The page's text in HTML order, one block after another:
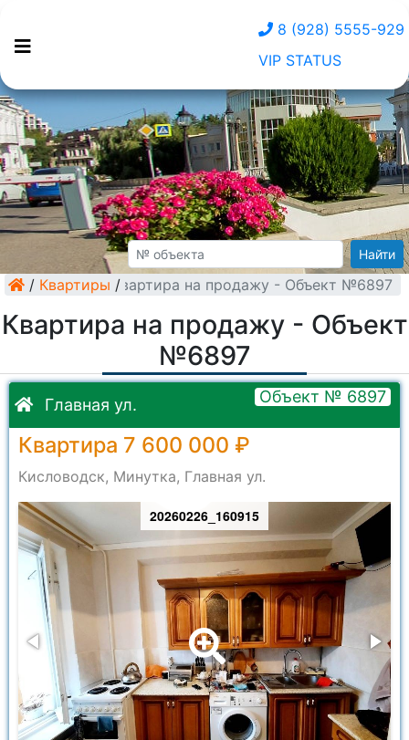
8 (928) 5555-929
VIP STATUS
Найти
/ Квартиры /
Квартира на продажу - Объект №6897
Квартира на продажу - Объект
№6897
Главная ул. Объект № 6897
Квартира 7 600 000 ₽
Кисловодск, Минутка, Главная ул.
20260226_160915